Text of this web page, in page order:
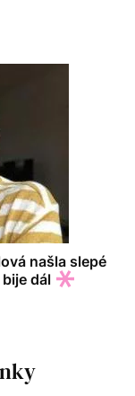
našla slepé
dál